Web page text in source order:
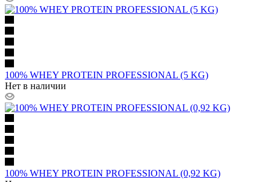
100% WHEY PROTEIN PROFESSIONAL (5 KG)
Нет в наличии
100% WHEY PROTEIN PROFESSIONAL (0,92 KG)